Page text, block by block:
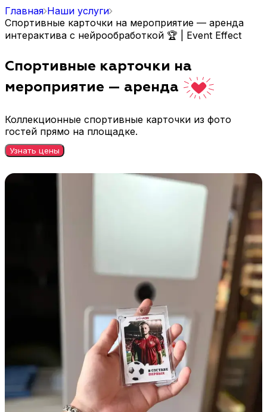
Главная Наши услуги
Спортивные карточки на мероприятие — аренда
интерактива с нейрообработкой 🏆 | Event Effect
Спортивные карточки на
мероприятие — аренда
Коллекционные спортивные карточки из фото
гостей прямо на площадке.
Узнать цены